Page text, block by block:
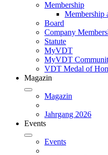
Membership
Membership
Board
Company
Statute
MyVDT
MyVDT
VDT Medal of
Magazin
Magazin
Jahrgang 2026
Events
Events